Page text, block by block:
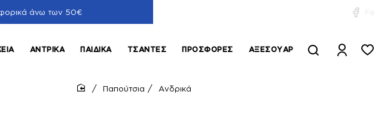
άνω των 50€
ΑΝΤΡΙΚΆ ΠΑΙΔΙΚΆ ΤΣΆΝΤΕΣ ΠΡΟΣΦΟΡΈΣ ΑΞΕΣΟΥΆΡ
Παπούτσια Ανδρικά